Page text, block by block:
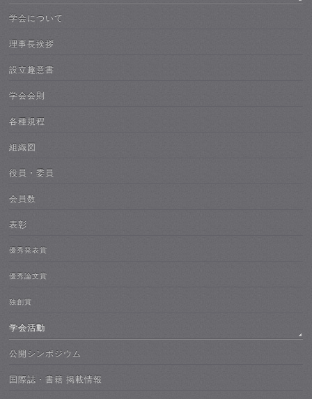
学会について
理事長挨拶
設立趣意書
学会会則
各種規程
組織図
役員・委員
会員数
表彰
優秀発表賞
優秀論文賞
独創賞
学会活動
公開シンポジウム
国際誌・書籍 掲載情報